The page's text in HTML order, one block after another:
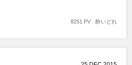
酔いどれ
8251 PV